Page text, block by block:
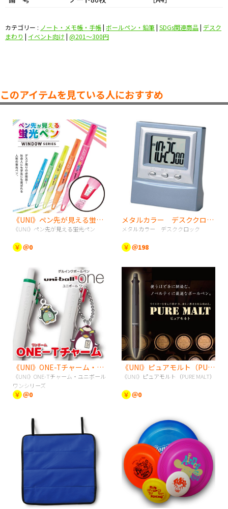
カテゴリー : ノート・メモ帳・手帳| ボールペン・鉛筆| SDGs関連商品| デスク
まわり | イベント向け | @201〜300円
このアイテムを見ている人におすすめ
《UNI》ペン先が見える蛍光ペン
《UNI》ペン先が見える蛍光ペン
￥ ＠0
メタルカラー デスククロック
メタルカラー デスククロック
￥ ＠198
《UNI》ONE-Tチャーム・ユニボールワンシリーズ
《UNI》ONE-Tチャーム・ユニボール
ワンシリーズ
￥ ＠0
《UNI》ピュアモルト（PURE MALT）
《UNI》ピュアモルト（PURE MALT）
￥ ＠0